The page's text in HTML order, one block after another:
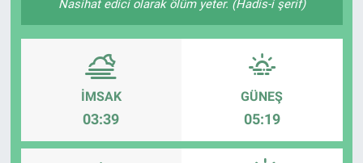
Nasihat edici olarak ölüm yeter. (Hadis-i şerif)
İMSAK
03:39
GÜNEŞ
05:19